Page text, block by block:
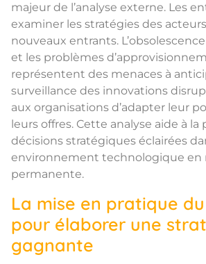
majeur de l’analyse externe. Les
examiner les stratégies des
nouveaux entrants.
et les problèmes
représentent des menaces à
surveillance des innovations
aux organisations d’adapter leur
leurs offres. Cette analyse aide à la
décisions stratégiques éclairées
environnement technologique en
permanente.
La mise en pratique du
pour élaborer une
gagnante